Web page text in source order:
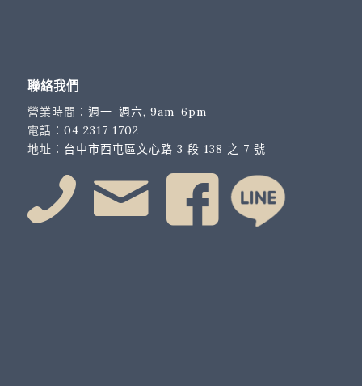
聯絡我們
營業時間： 週一-週六, 9am-6pm
電話： 04 2317 1702
地址： 台中市西屯區文心路 3 段 138 之 7 號